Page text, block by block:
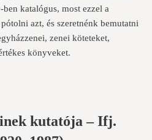
katalógus, most ezzel a
azt, és szeretnénk bemutatni
zenei köteteket,
könyveket.
kutatója – Ifj.